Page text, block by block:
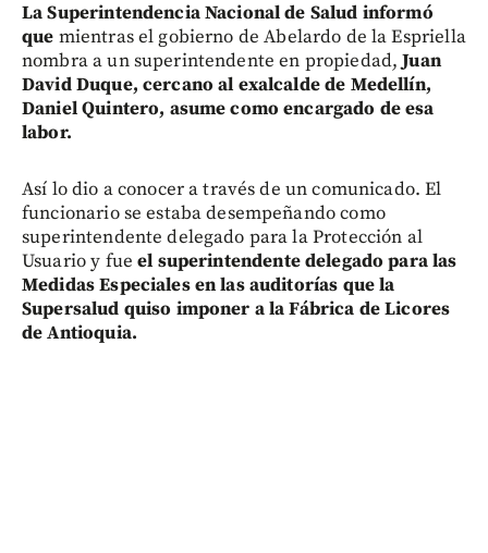
La Superintendencia Nacional de Salud informó
que mientras el gobierno de Abelardo de la Espriella
nombra a un superintendente en propiedad,Juan
David Duque, cercano al exalcalde de Medellín,
Daniel Quintero, asume como encargado de esa
labor.
Así lo dio a conocer a través de un comunicado. El
funcionario se estaba desempeñando como
superintendente delegado para la Protección al
Usuario y fueel superintendente delegado para las
Medidas Especiales en las auditorías que la
Supersalud quiso imponer a la Fábrica de Licores
de Antioquia.